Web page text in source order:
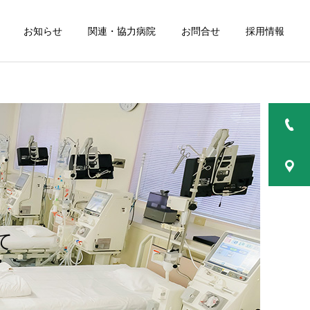
お知らせ 関連・協力病院 お問合せ 採用情報